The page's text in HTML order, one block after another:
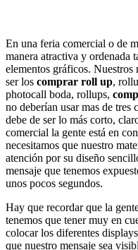
En una feria comercial o de
manera atractiva y ordenada
elementos gráficos.
ser los comprar roll up,
photocall boda, rollups,
no deberían usar mas de tres
debe de ser lo más corto,
comercial la gente está en
necesitamos que nuestro
atención por su diseño
mensaje que tenemos
unos pocos segundos.
Hay que recordar que la
tenemos que tener muy en
colocar los diferentes
que nuestro mensaje sea